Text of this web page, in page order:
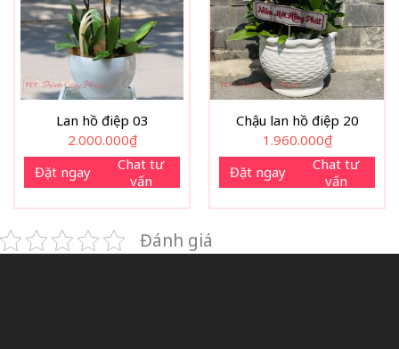
Lan hồ điệp 03
2.000.000₫
Đặt ngay
Chat tư
vấn
Chậu lan hồ điệp 20
1.960.000₫
Đặt ngay
Chat tư
vấn
Đánh giá